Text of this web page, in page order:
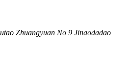
Zhuangyuan No 9 Jinaodadao